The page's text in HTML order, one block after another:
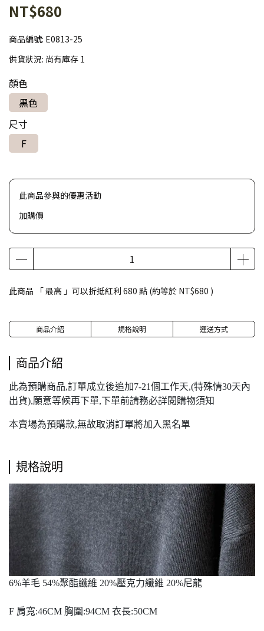
NT$680
商品編號: E0813-25
供貨狀況: 尚有庫存 1
顏色
黑色
尺寸
F
此商品參與的優惠活動
加購價
此商品 「 最高 」可以折抵紅利 680 點 (約等於 NT$680 )
商品介紹 規格說明 運送方式
商品介紹
此為預購商品,訂單成立後追加7-21個工作天,(特殊情30天內
出貨),願意等候再下單,下單前請務必詳閱購物須知
本賣場為預購款,無故取消訂單將加入黑名單
規格說明
6%羊毛 54%聚酯纖維 20%壓克力纖維 20%尼龍
F 肩寬:46CM 胸圍:94CM 衣長:50CM